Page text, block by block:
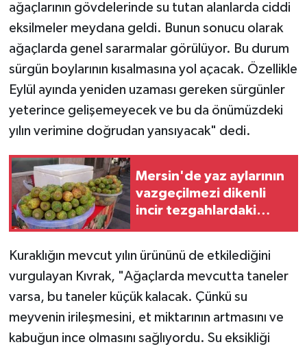
ağaçlarının gövdelerinde su tutan alanlarda ciddi
eksilmeler meydana geldi. Bunun sonucu olarak
ağaçlarda genel sararmalar görülüyor. Bu durum
sürgün boylarının kısalmasına yol açacak. Özellikle
Eylül ayında yeniden uzaması gereken sürgünler
yeterince gelişemeyecek ve bu da önümüzdeki
yılın verimine doğrudan yansıyacak" dedi.
Mersin'de yaz aylarının
vazgeçilmezi dikenli
incir tezgahlardaki
Kuraklığın mevcut yılın ürününü de etkilediğini
vurgulayan Kıvrak, "Ağaçlarda mevcutta taneler
varsa, bu taneler küçük kalacak. Çünkü su
meyvenin irileşmesini, et miktarının artmasını ve
kabuğun ince olmasını sağlıyordu. Su eksikliği